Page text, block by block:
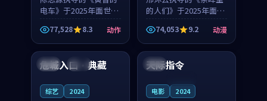
电车》于2025年面世，
日本的城市气质与渔村
故事的人物心境共同构
筑了影片基调。周怀
风、应南风用细腻的表
演撑起整部动作电影，
77,528 8.3 动作
的人们》于2025年面
世，泰国的城市气质与
小镇生活的人物心境共
同构筑了影片基调。卫
见秋、顾沂溪用细腻的
表演撑起整部动漫电
74,053 9.2 动漫
中国 独播
危城入口·典藏
综艺 2024
韩国
天际指令
电影 2024